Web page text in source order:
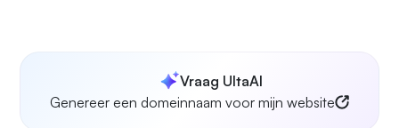
Vraag UltaAI
Genereer een domeinnaam voor mijn website